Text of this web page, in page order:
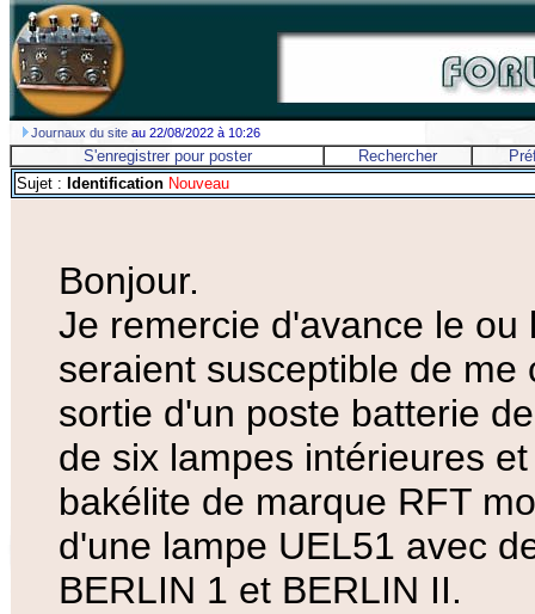
Journaux du site au 22/08/2022 à 10:26
S'enregistrer pour poster Rechercher
Sujet : Identification Nouveau
Bonjour.
Je remercie d'avance le ou
seraient susceptible de
sortie d'un poste batterie
de six lampes intérieures
bakélite de marque RFT
d'une lampe UEL51 avec
BERLIN 1 et BERLIN II.